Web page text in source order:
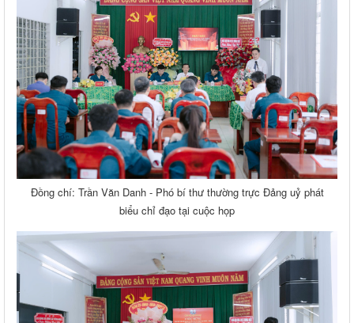
Đồng chí: Trần Văn Danh - Phó bí thư thường trực Đảng uỷ phát
biểu chỉ đạo tại cuộc họp